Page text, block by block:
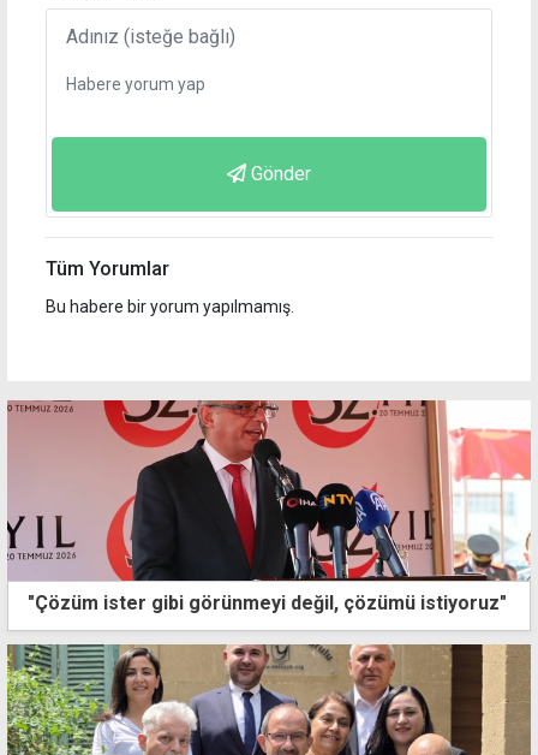
Gönder
Tüm Yorumlar
Bu habere bir yorum yapılmamış.
"Çözüm ister gibi görünmeyi değil, çözümü istiyoruz"